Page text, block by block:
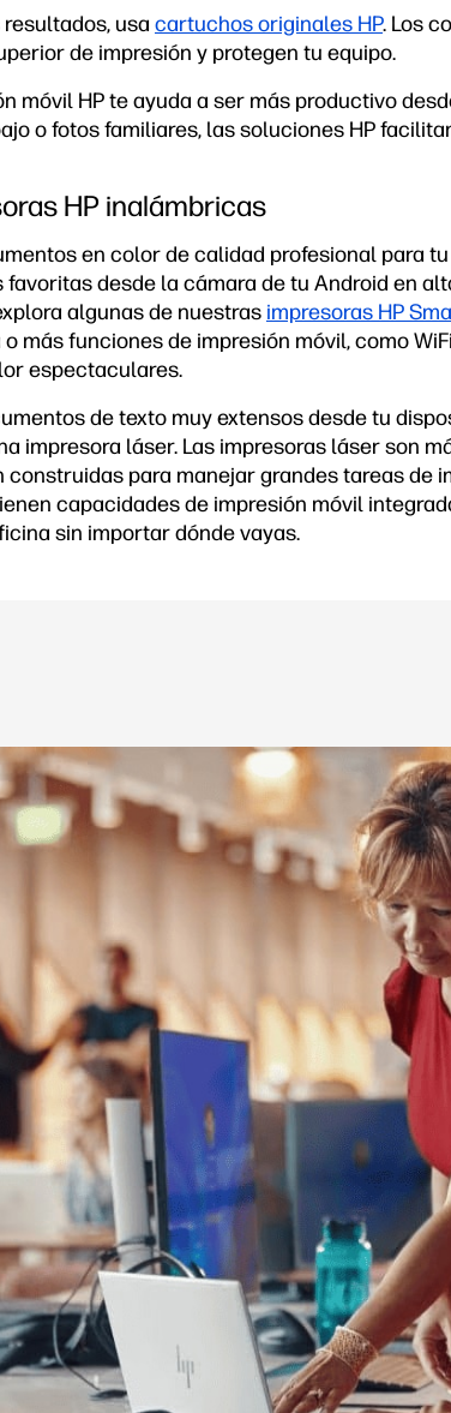
usa cartuchos originales HP. Los
de impresión y protegen tu equipo.
móvil HP te ayuda a ser más productivo
o fotos familiares, las soluciones HP
HP inalámbricas
en color de calidad profesional para
desde la cámara de tu Android en
algunas de nuestras impresoras HP
más funciones de impresión móvil, como
espectaculares.
de texto muy extensos desde tu
impresora láser. Las impresoras láser son
para manejar grandes tareas de
capacidades de impresión móvil
sin importar dónde vayas.